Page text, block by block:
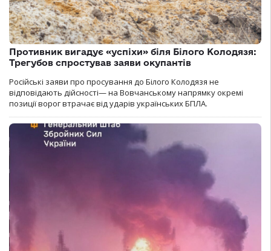
Противник вигадує «успіхи» біля Білого Колодязя:
Трегубов спростував заяви окупантів
Російські заяви про просування до Білого Колодязя не
відповідають дійсності— на Вовчанському напрямку окремі
позиції ворог втрачає від ударів українських БПЛА.